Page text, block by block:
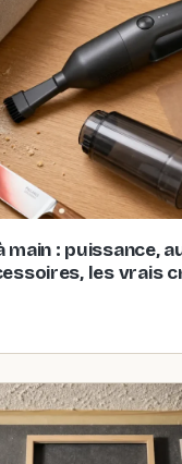
: puissance,
les vrais